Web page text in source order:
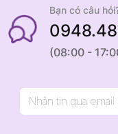
Bạn có câu
(08:00 -